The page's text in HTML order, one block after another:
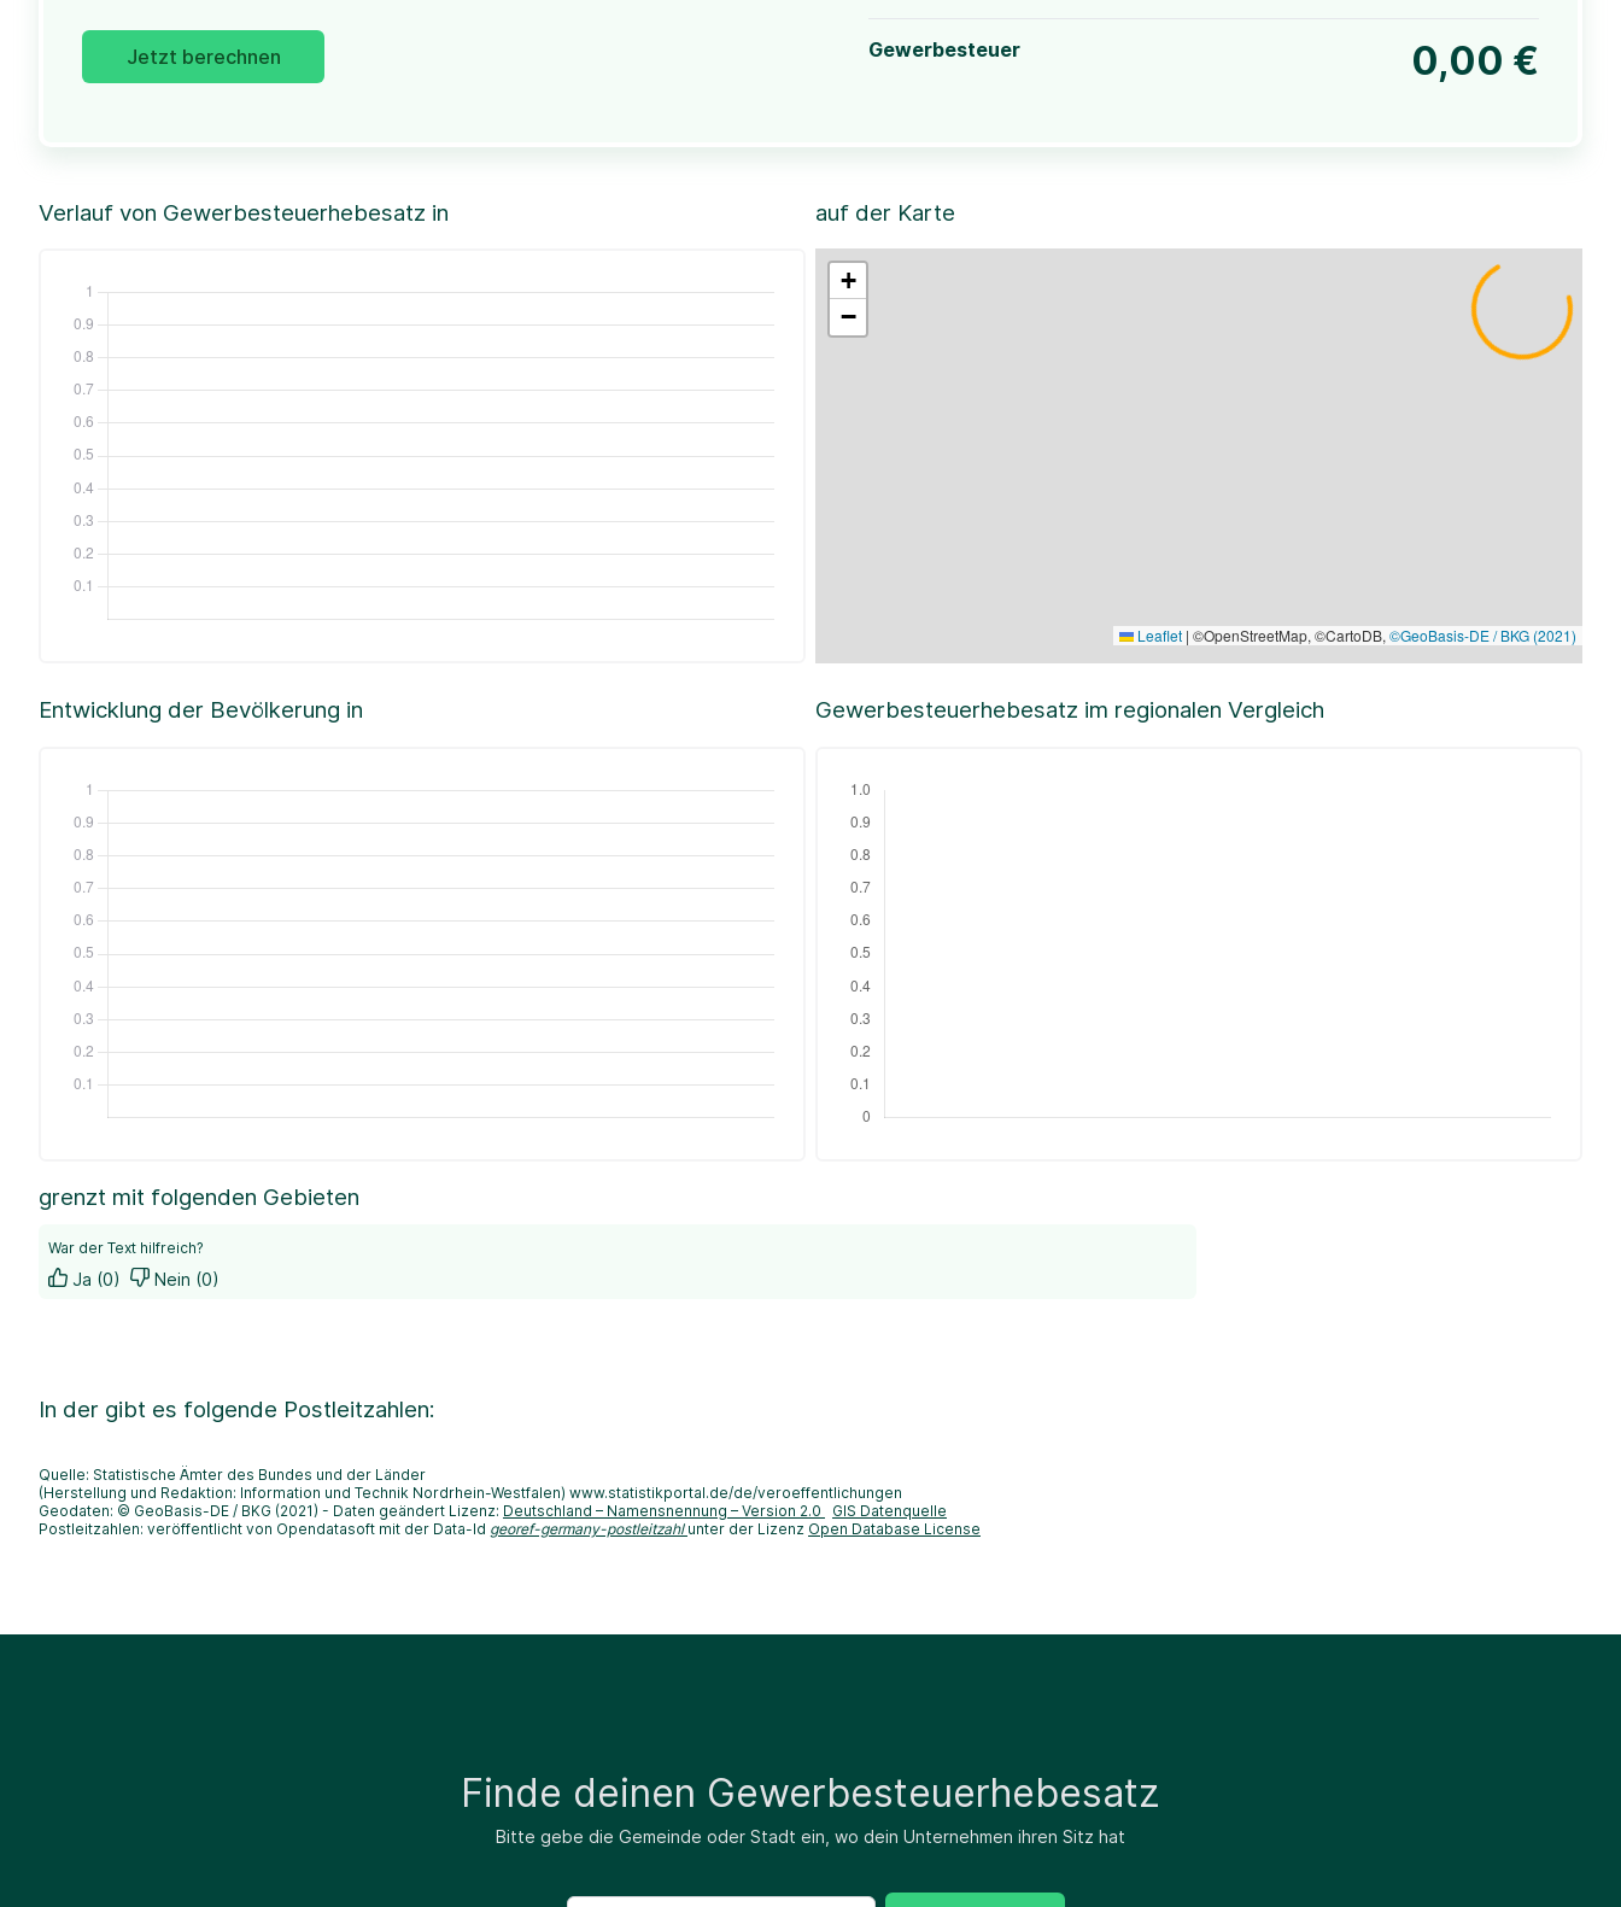
Jetzt berechnen Gewerbesteuer 0,00 €
Verlauf von Gewerbesteuerhebesatz in auf der Karte
+
−
Leaflet | ©OpenStreetMap, ©CartoDB, ©GeoBasis-DE / BKG (2021)
Entwicklung der Bevölkerung in Gewerbesteuerhebesatz im regionalen Vergleich
grenzt mit folgenden Gebieten
War der Text hilfreich?
Ja (0) Nein (0)
In der gibt es folgende Postleitzahlen:
Quelle: Statistische Ämter des Bundes und der Länder
(Herstellung und Redaktion: Information und Technik Nordrhein-Westfalen) www.statistikportal.de/de/veroeffentlichungen
Geodaten: © GeoBasis-DE / BKG (2021) - Daten geändert Lizenz: Deutschland – Namensnennung – Version 2.0
GIS Datenquelle
Postleitzahlen: veröffentlicht von Opendatasoft mit der Data-Id georef-germany-postleitzahl unter der Lizenz Open Database License
Finde deinen Gewerbesteuerhebesatz
Bitte gebe die Gemeinde oder Stadt ein, wo dein Unternehmen ihren Sitz hat